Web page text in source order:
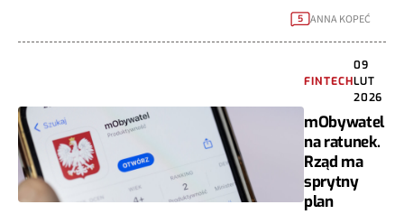
5 ANNA KOPEĆ
FINTECH
09
LUT
2026
mObywatel
na ratunek.
Rząd ma
sprytny
plan